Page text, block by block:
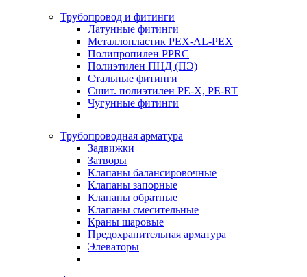
Трубопровод и фитинги
Латунные фитинги
Металлопластик PEX-AL-PEX
Полипропилен PPRC
Полиэтилен ПНД (ПЭ)
Стальные фитинги
Сшит. полиэтилен PE-X, PE-RT
Чугунные фитинги
Трубопроводная арматура
Задвижки
Затворы
Клапаны балансировочные
Клапаны запорные
Клапаны обратные
Клапаны смесительные
Краны шаровые
Предохранительная арматура
Элеваторы